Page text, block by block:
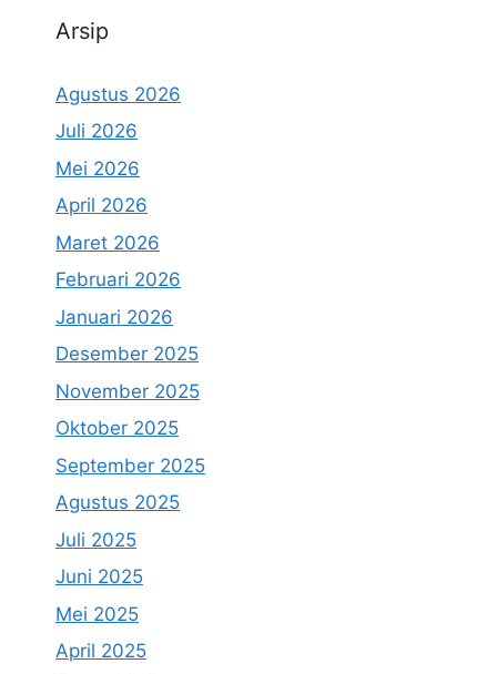
Arsip
Agustus 2026
Juli 2026
Mei 2026
April 2026
Maret 2026
Februari 2026
Januari 2026
Desember 2025
November 2025
Oktober 2025
September 2025
Agustus 2025
Juli 2025
Juni 2025
Mei 2025
April 2025